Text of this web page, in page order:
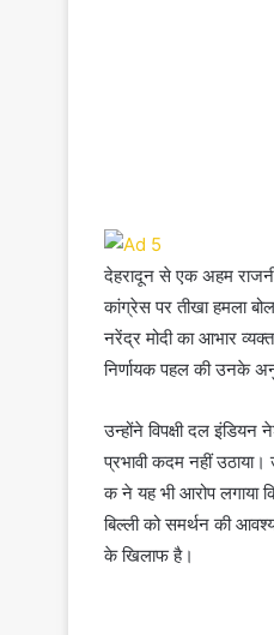
देहरादून से एक अहम
कांग्रेस पर तीखा हमला
नरेंद्र मोदी का आभार
निर्णायक पहल की उनके
उन्होंने विपक्षी दल
प्रभावी कदम नहीं
क ने यह भी आरोप लगाया
बिल्ली को समर्थन की
के खिलाफ है।